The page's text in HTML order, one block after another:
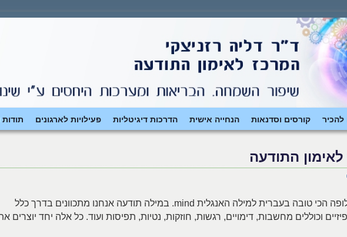
להכיר קורסים וסדנאות הנחייה אישית הדרכות דיגיטליות פעילויות לארגונים
התודעה
היא החלופה הכי טובה בעברית למילה האנגלית mind. במילה תודעה אנחנו מתכוונים בדרך כלל
וכוללים מחשבות, דימויים, רגשות, חוזקות, נטיות, תפיסות ועוד. כל אלה יחד יוצרים